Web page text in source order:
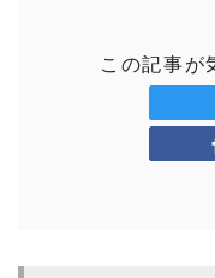
この記事が